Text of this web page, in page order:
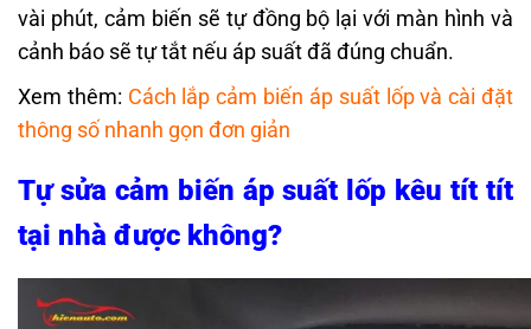
vài phút, cảm biến sẽ tự đồng bộ lại với màn hình và
cảnh báo sẽ tự tắt nếu áp suất đã đúng chuẩn.
Xem thêm: Cách lắp cảm biến áp suất lốp và cài đặt
thông số nhanh gọn đơn giản
Tự sửa cảm biến áp suất lốp kêu tít tít
tại nhà được không?